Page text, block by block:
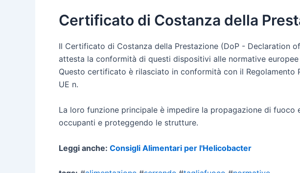
Certificato di Costanza della
Il Certificato di Costanza della Prestazione (DoP - Declaration
attesta la conformità di questi dispositivi alle normative
Questo certificato è rilasciato in conformità con il
UE n.
La loro funzione principale è impedire la propagazione di
occupanti e proteggendo le strutture.
Leggi anche: Consigli Alimentari per l'Helicobacter